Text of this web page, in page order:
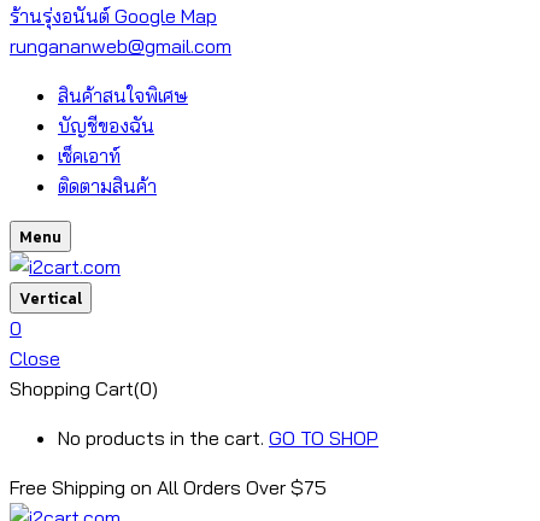
ร้านรุ่งอนันต์ Google Map
rungananweb@gmail.com
สินค้าสนใจพิเศษ
บัญชีของฉัน
เช็คเอาท์
ติดตามสินค้า
Menu
Vertical
0
Close
Shopping Cart(0)
No products in the cart. GO TO SHOP
Free Shipping on All Orders Over $75